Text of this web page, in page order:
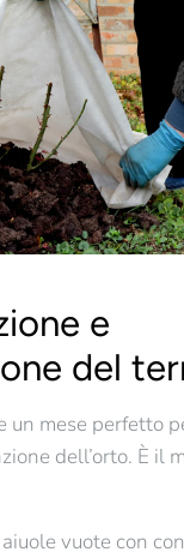
e
del
un mese perfetto
dell’orto. È il
vuote con